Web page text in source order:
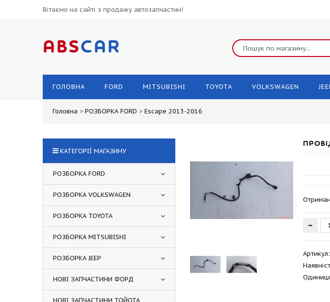
Вітаємо на сайті з продажу автозапчастин!
ABSCAR
ГОЛОВНА FORD MITSUBISHI TOYOTA VOLKSWAGEN
Головна > РОЗБОРКА FORD > Escape 2013-2016
Артикул:
КАТЕГОРІЇ МАГАЗИНУ
РОЗБОРКА FORD
РОЗБОРКА VOLKSWAGEN
РОЗБОРКА TOYOTA
РОЗБОРКА MITSUBISHI
РОЗБОРКА JEEP
НОВІ ЗАПЧАСТИНИ ФОРД
НОВІ ЗАПЧАСТИНИ ТОЙОТА